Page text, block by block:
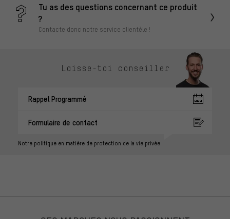
Tu as des questions concernant ce produit
?
Contacte donc notre service clientèle !
Laisse-toi conseiller
Rappel Programmé
Formulaire de contact
Notre politique en matière de protection de la vie privée